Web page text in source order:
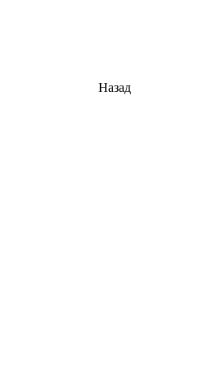
Назад